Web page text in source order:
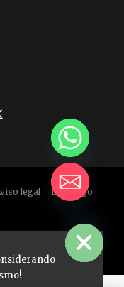
legal
Descargo
Tours. Todos los